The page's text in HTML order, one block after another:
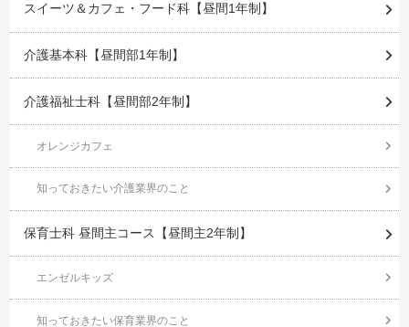
スイーツ＆カフェ・フード科【昼間1年制】
介護基本科【昼間部1年制】
介護福祉士科【昼間部2年制】
オレンジカフェ
知っておきたい介護業界のこと
保育士科 昼間主コース【昼間主2年制】
エンゼルキッズ
知っておきたい保育業界のこと